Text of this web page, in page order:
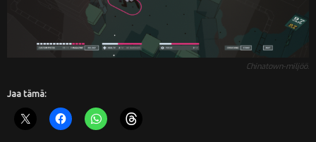
Chinatown-miljöö.
Jaa tämä: